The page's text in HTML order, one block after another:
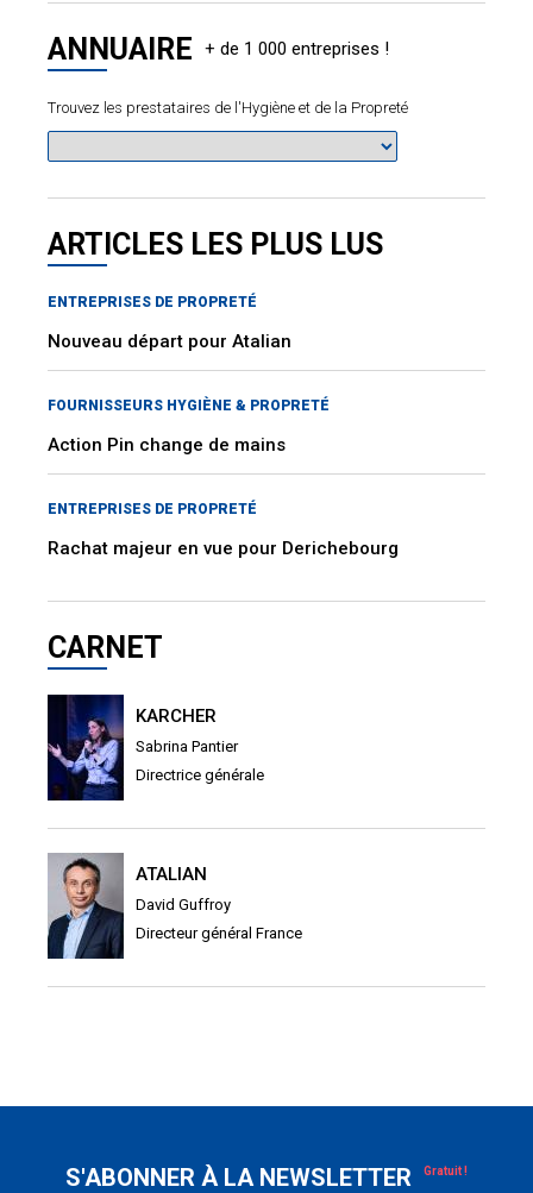
ANNUAIRE
Trouvez les prestataires de l'Hygiène et de la Propreté
ARTICLES LES PLUS LUS
ENTREPRISES DE PROPRETÉ
Nouveau départ pour Atalian
FOURNISSEURS HYGIÈNE & PROPRETÉ
Action Pin change de mains
ENTREPRISES DE PROPRETÉ
Rachat majeur en vue pour Derichebourg
CARNET
KARCHER
Sabrina Pantier
Directrice générale
ATALIAN
David Guffroy
Directeur général France
S'ABONNER À LA NEWSLETTER